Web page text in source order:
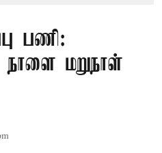
பணி:
நாளை மறுநாள்